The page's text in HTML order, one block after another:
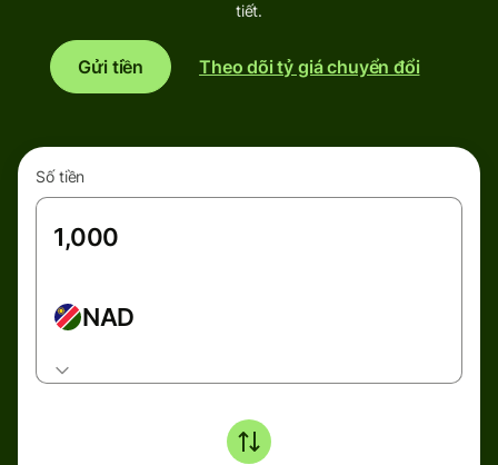
tiết.
Gửi tiền Theo dõi tỷ giá chuyển đổi
Số tiền
NAD